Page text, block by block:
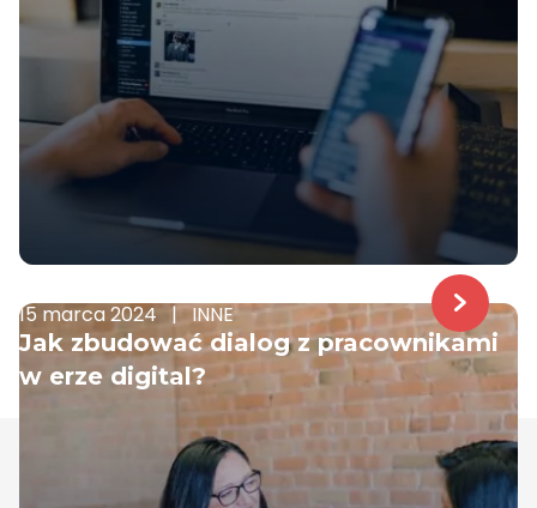
15 marca 2024 | INNE
Jak zbudować dialog z pracownikami
w erze digital?